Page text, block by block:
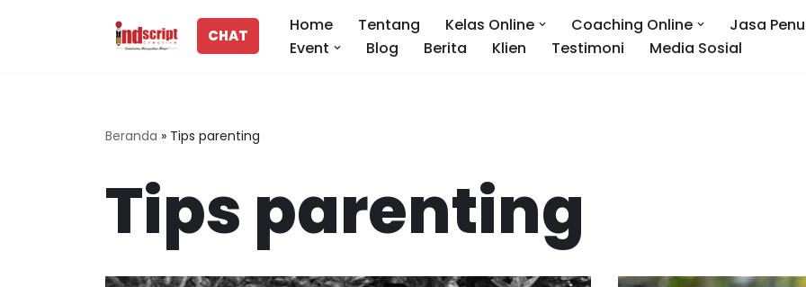
CHAT
Home Tentang Kelas Online Coaching Online Jasa
Event
Blog Berita Klien Testimoni Media Sosial
Beranda » Tips parenting
Tips parenting